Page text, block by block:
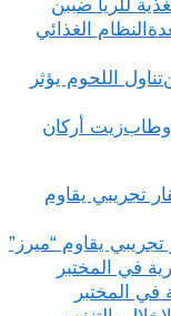
للريا ضببن
النظام الغذائي
تناول اللحوم يؤثر
زيت أركان
تجريبي يقاوم “ميرز”
في المختبر